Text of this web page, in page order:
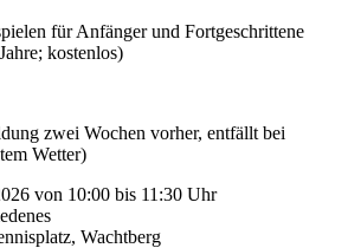
für Anfänger und Fortgeschrittene
kostenlos)
zwei Wochen vorher, entfällt bei
Wetter)
von 10:00 bis 11:30 Uhr
Wachtberg